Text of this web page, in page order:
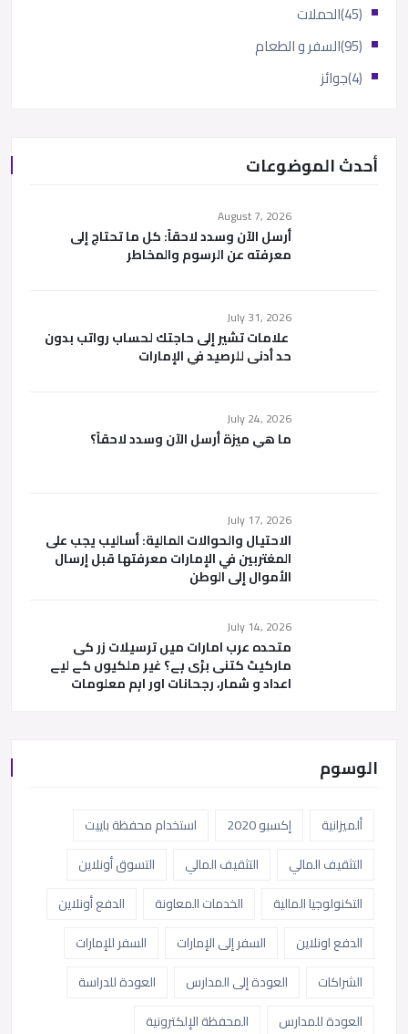
الحملات
(45)
السفر و الطعام
(95)
جوائز (4)
أحدث الموضوعات
August 7, 2026
أرسل الآن وسدد لاحقاً: كل ما تحتاج إلى
معرفته عن الرسوم والمخاطر
July 31, 2026
علامات تشير إلى حاجتك لحساب رواتب بدون
حد أدنى للرصيد في الإمارات
July 24, 2026
ما هي ميزة أرسل الآن وسدد لاحقاً؟
July 17, 2026
الاحتيال والحوالات المالية: أساليب يجب على
المغتربين في الإمارات معرفتها قبل إرسال
الأموال إلى الوطن
July 14, 2026
متحدہ عرب امارات میں ترسیلات زر کی
مارکیٹ کتنی بڑی ہے؟ غیر ملکیوں کے لیے
اعداد و شمار، رجحانات اور اہم معلومات
الوسوم
ألميزانية إكسبو 2020
استخدام محفظة باييت
التثقيف المالي
التثقيف المالي
التسوق أونلاين
التكنولوجيا المالية
الخدمات المعاونة
الدفع أونلاين
الدفع اونلاين
السفر إلى الإمارات
السفر للإمارات
الشراكات
العودة إلى المدارس
العودة للدراسة
العودة للمدارس
المحفظة الإلكترونية